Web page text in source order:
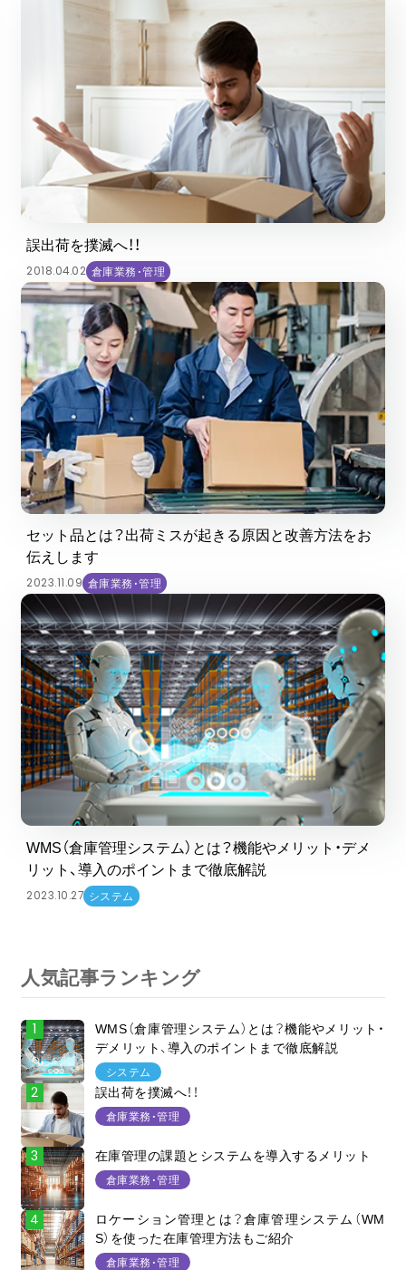
誤出荷を撲滅へ！！
2018.04.02 倉庫業務・管理
セット品とは？出荷ミスが起きる原因と改善方法をお
伝えします
2023.11.09 倉庫業務・管理
WMS（倉庫管理システム）とは？機能やメリット・デメ
リット、導入のポイントまで徹底解説
2023.10.27 システム
人気記事ランキング
WMS（倉庫管理システム）とは？機能やメリット・
デメリット、導入のポイントまで徹底解説
システム
誤出荷を撲滅へ！！
倉庫業務・管理
在庫管理の課題とシステムを導入するメリット
倉庫業務・管理
ロケーション管理とは？倉庫管理システム（WM
S）を使った在庫管理方法もご紹介
倉庫業務・管理